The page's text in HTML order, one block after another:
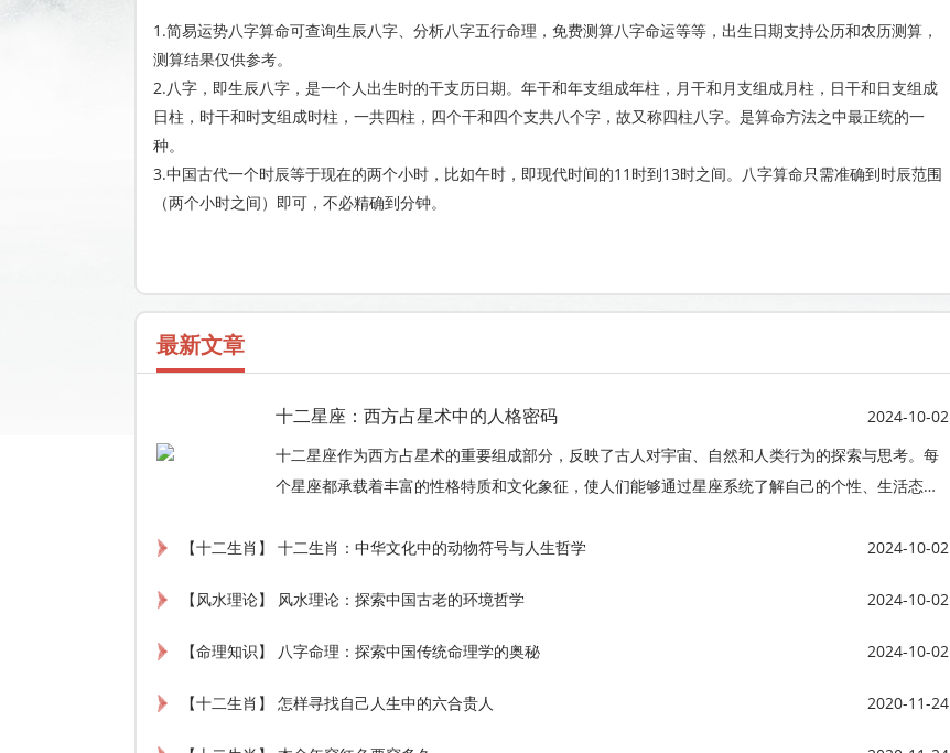
1.简易运势八字算命可查询生辰八字、分析八字五行命理，免费测算八字命运等等，出生日期支持公历和农历测算，
测算结果仅供参考。
2.八字，即生辰八字，是一个人出生时的干支历日期。年干和年支组成年柱，月干和月支组成月柱，日干和日支组成
日柱，时干和时支组成时柱，一共四柱，四个干和四个支共八个字，故又称四柱八字。是算命方法之中最正统的一
种。
3.中国古代一个时辰等于现在的两个小时，比如午时，即现代时间的11时到13时之间。八字算命只需准确到时辰范围
（两个小时之间）即可，不必精确到分钟。
最新文章
十二星座：西方占星术中的人格密码
2024-10-02
十二星座作为西方占星术的重要组成部分，反映了古人对宇宙、自然和人类行为的探索与思考。每
个星座都承载着丰富的性格特质和文化象征，使人们能够通过星座系统了解自己的个性、生活态度
性现象，为人们的生活增添了更多趣味与智慧。
【十二生肖】 十二生肖：中华文化中的动物符号与人生哲学 2024-10-02
【风水理论】 风水理论：探索中国古老的环境哲学 2024-10-02
【命理知识】 八字命理：探索中国传统命理学的奥秘 2024-10-02
【十二生肖】 怎样寻找自己人生中的六合贵人 2020-11-24